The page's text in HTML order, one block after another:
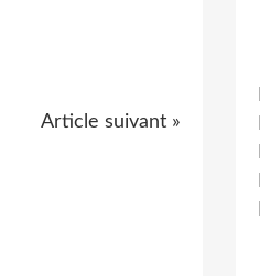
Article suivant »